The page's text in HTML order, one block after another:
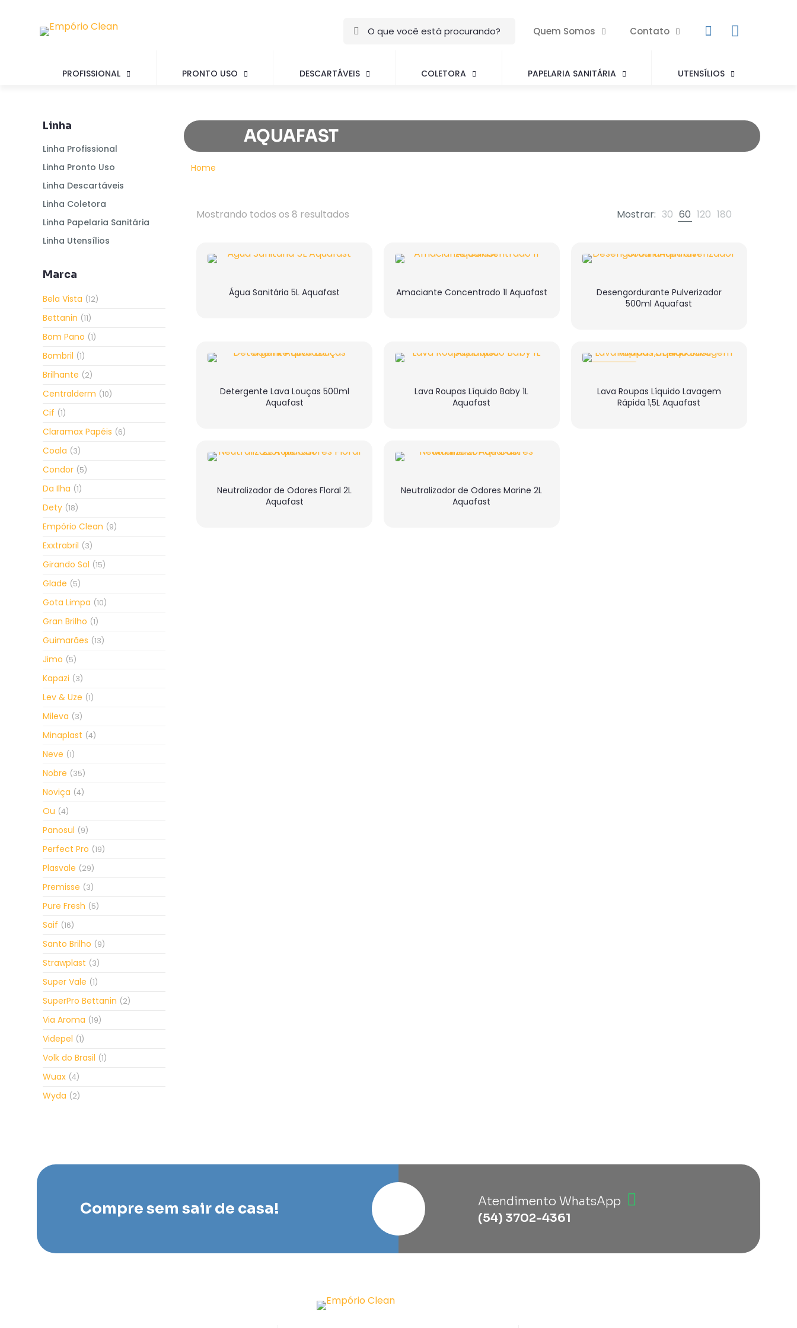
Quem Somos Contato
PROFISSIONAL PRONTO USO DESCARTÁVEIS COLETORA PAPELARIA SANITÁRIA UTENSÍLIOS
AQUAFAST
Home
Mostrando todos os 8 resultados Mostrar: 30 60 120 180
Água Sanitária 5L Aquafast Amaciante Concentrado 1l Aquafast
Desengordurante Pulverizador
500ml Aquafast
Detergente Lava Louças 500ml
Aquafast
Lava Roupas Líquido Baby 1L
Aquafast
Lava Roupas Líquido Lavagem
Rápida 1,5L Aquafast
Neutralizador de Odores Floral 2L
Aquafast
Neutralizador de Odores Marine 2L
Aquafast
Linha
Linha Profissional
Linha Pronto Uso
Linha Descartáveis
Linha Coletora
Linha Papelaria Sanitária
Linha Utensílios
Marca
Bela Vista (12)
Bettanin (11)
Bom Pano (1)
Bombril (1)
Brilhante (2)
Centralderm (10)
Cif (1)
Claramax Papéis (6)
Coala (3)
Condor (5)
Da Ilha (1)
Dety (18)
Empório Clean (9)
Exxtrabril (3)
Girando Sol (15)
Glade (5)
Gota Limpa (10)
Gran Brilho (1)
Guimarães (13)
Jimo (5)
Kapazi (3)
Lev & Uze (1)
Mileva (3)
Minaplast (4)
Neve (1)
Nobre (35)
Noviça (4)
Ou (4)
Panosul (9)
Perfect Pro (19)
Plasvale (29)
Premisse (3)
Pure Fresh (5)
Saif (16)
Santo Brilho (9)
Strawplast (3)
Super Vale (1)
SuperPro Bettanin (2)
Via Aroma (19)
Videpel (1)
Volk do Brasil (1)
Wuax (4)
Wyda (2)
Compre sem sair de casa!
Atendimento WhatsApp
(54) 3702-4361